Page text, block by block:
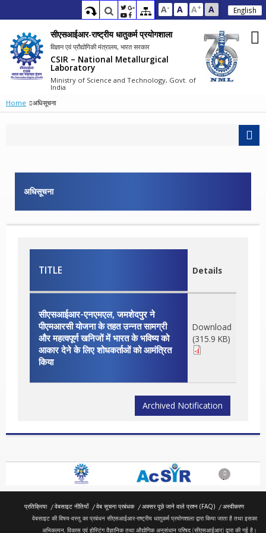
A- A A+ A English
सीएसआईआर-राष्ट्रीय धातुकर्म प्रयोगशाला
विज्ञान एवं प्रौद्योगिकी मंत्रालय, भारत सरकार
CSIR – National Metallurgical
Laboratory
Ministry of Science and Technology, Govt. of
India
Home
अधिसूचना
अधिसूचना
TITLE Details
सीएसआईआर-एनएमएल, जमशेदपुर ने
पीएमआरसी योजना के तहत उन्नत सामग्री
और महत्वपूर्ण खनिजों में भारत के भविष्य को
आकार देने के लिए शोधकर्ताओं को आमंत्रित
किया
Download
(315.9 KB)
Archived Notification
Next
प्रतिक्रिया वेबसाइट नीतियाँ वेब सूचना प्रबंधक अक्सर पूछे जाने वाले प्रश्न (FAQ)
अस्वीकरण
वेबसाइट की विषय-वस्तु का प्रबंधन सीएसआईआर-राष्ट्रीय धातुकर्म प्रयोगशाला द्वारा किया जाता है तथा इसका
अभिकल्पन, विकास एवं होस्टिंग वैज्ञानिक तथा औद्योगिक अनुसंधान परिषद (सीएसआईआर) द्वारा की गई है।